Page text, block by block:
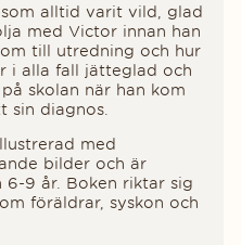
alltid varit vild, glad
med Victor innan han
till utredning och hur
i alla fall jätteglad och
skolan när han kom
sin diagnos.
med
bilder och är
6-9 år. Boken riktar sig
föräldrar, syskon och